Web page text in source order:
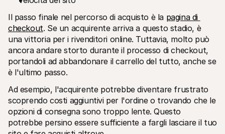
Il passo finale nel percorso di acquisto è la pagina di
checkout. Se un acquirente arriva a questo stadio, è
una vittoria per i rivenditori online. Tuttavia, molto può
ancora andare storto durante il processo di checkout,
portandoli ad abbandonare il carrello del tutto, anche se
è l'ultimo passo.
Ad esempio, l'acquirente potrebbe diventare frustrato
scoprendo costi aggiuntivi per l'ordine o trovando che le
opzioni di consegna sono troppo lente. Questo
potrebbe persino essere sufficiente a fargli lasciare il tuo